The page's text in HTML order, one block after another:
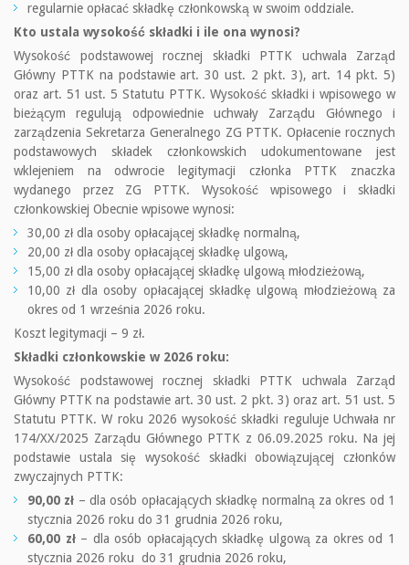
regularnie opłacać składkę członkowską w swoim oddziale.
Kto ustala wysokość składki i ile ona wynosi?
Wysokość podstawowej rocznej składki PTTK uchwala Zarząd
Główny PTTK na podstawie art. 30 ust. 2 pkt. 3), art. 14 pkt. 5)
oraz art. 51 ust. 5 Statutu PTTK. Wysokość składki i wpisowego w
bieżącym regulują odpowiednie uchwały Zarządu Głównego i
zarządzenia Sekretarza Generalnego ZG PTTK. Opłacenie rocznych
podstawowych składek członkowskich udokumentowane jest
wklejeniem na odwrocie legitymacji członka PTTK znaczka
wydanego przez ZG PTTK. Wysokość wpisowego i składki
członkowskiej Obecnie wpisowe wynosi:
30,00 zł dla osoby opłacającej składkę normalną,
20,00 zł dla osoby opłacającej składkę ulgową,
15,00 zł dla osoby opłacającej składkę ulgową młodzieżową,
10,00 zł dla osoby opłacającej składkę ulgową młodzieżową za
okres od 1 września 2026 roku.
Koszt legitymacji – 9 zł.
Składki członkowskie w 2026 roku:
Wysokość podstawowej rocznej składki PTTK uchwala Zarząd
Główny PTTK na podstawie art. 30 ust. 2 pkt. 3) oraz art. 51 ust. 5
Statutu PTTK. W roku 2026 wysokość składki reguluje Uchwała nr
174/XX/2025 Zarządu Głównego PTTK z 06.09.2025 roku. Na jej
podstawie ustala się wysokość składki obowiązującej członków
zwyczajnych PTTK:
90,00 zł – dla osób opłacających składkę normalną za okres od 1
stycznia 2026 roku do 31 grudnia 2026 roku,
60,00 zł– dla osób opłacających składkę ulgową za okres od 1
stycznia 2026 roku do 31 grudnia 2026 roku,